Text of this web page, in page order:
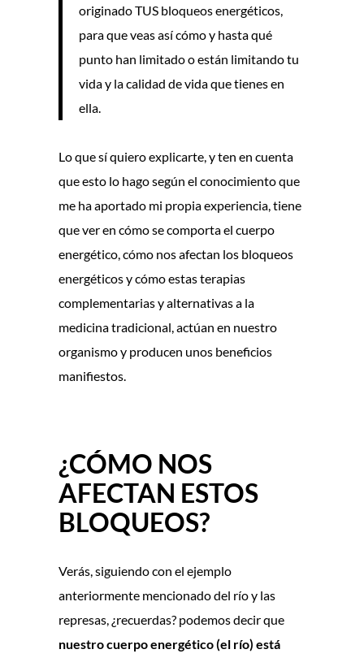
originado TUS bloqueos energéticos,
para que veas así cómo y hasta qué
punto han limitado o están limitando tu
vida y la calidad de vida que tienes en
ella.
Lo que sí quiero explicarte, y ten en cuenta
que esto lo hago según el conocimiento que
me ha aportado mi propia experiencia, tiene
que ver en cómo se comporta el cuerpo
energético, cómo nos afectan los bloqueos
energéticos y cómo estas terapias
complementarias y alternativas a la
medicina tradicional, actúan en nuestro
organismo y producen unos beneficios
manifiestos.
¿CÓMO NOS
AFECTAN ESTOS
BLOQUEOS?
Verás, siguiendo con el ejemplo
anteriormente mencionado del río y las
represas, ¿recuerdas? podemos decir que
nuestro cuerpo energético (el río) está